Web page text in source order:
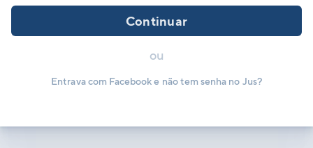
Continuar
ou
Entrava com Facebook e não tem senha no Jus?